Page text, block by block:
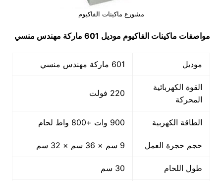
مشورع ماكينات الفاكيوم
مواصفات ماكينات الفاكيوم موديل 601 ماركة مهندس منسي
موديل 601 ماركة مهندس منسي
القوة الكهربائية
المحركة
220 فولت
الطاقة الكهربية 900 وات +800 واط لحام
حجم حجرة العمل 9 سم × 36 سم × 32 سم
طول اللحام 30 سم